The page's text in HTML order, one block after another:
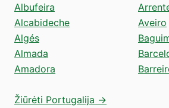
Albufeira
Alcabideche
Algés
Almada
Amadora
Aveiro
Žiūrėti Portugalija →